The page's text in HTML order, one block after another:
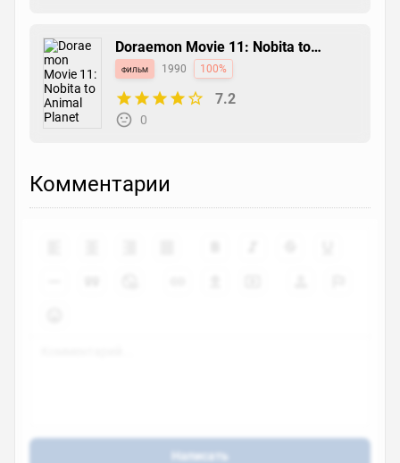
Doraemon Movie 11: Nobita to
Animal Planet
фильм 1990 100%
7.2
0
Комментарии
Написать